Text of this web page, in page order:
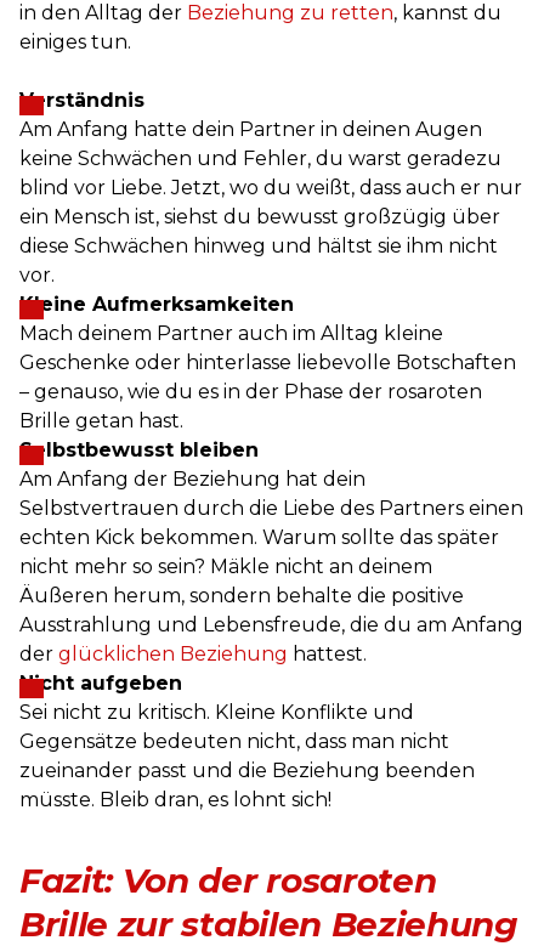
in den Alltag der Beziehung zu retten, kannst du
einiges tun.
Verständnis
Am Anfang hatte dein Partner in deinen Augen
keine Schwächen und Fehler, du warst geradezu
blind vor Liebe. Jetzt, wo du weißt, dass auch er nur
ein Mensch ist, siehst du bewusst großzügig über
diese Schwächen hinweg und hältst sie ihm nicht
vor.
Kleine Aufmerksamkeiten
Mach deinem Partner auch im Alltag kleine
Geschenke oder hinterlasse liebevolle Botschaften
– genauso, wie du es in der Phase der rosaroten
Brille getan hast.
Selbstbewusst bleiben
Am Anfang der Beziehung hat dein
Selbstvertrauen durch die Liebe des Partners einen
echten Kick bekommen. Warum sollte das später
nicht mehr so sein? Mäkle nicht an deinem
Äußeren herum, sondern behalte die positive
Ausstrahlung und Lebensfreude, die du am Anfang
der glücklichen Beziehung hattest.
Nicht aufgeben
Sei nicht zu kritisch. Kleine Konflikte und
Gegensätze bedeuten nicht, dass man nicht
zueinander passt und die Beziehung beenden
müsste. Bleib dran, es lohnt sich!
Fazit: Von der rosaroten
Brille zur stabilen Beziehung